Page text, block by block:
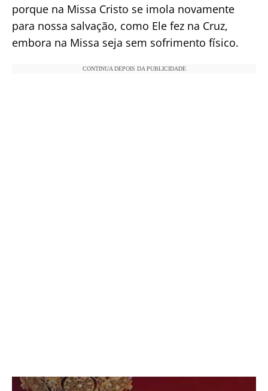
porque na Missa Cristo se imola novamente
para nossa salvação, como Ele fez na Cruz,
embora na Missa seja sem sofrimento físico.
CONTINUA DEPOIS DA PUBLICIDADE